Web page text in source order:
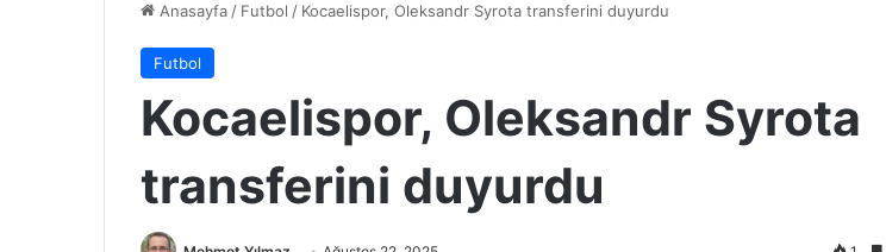
Anasayfa / Futbol / Kocaelispor, Oleksandr Syrota transferini duyurdu
Futbol
Kocaelispor, Oleksandr Syrota
transferini duyurdu